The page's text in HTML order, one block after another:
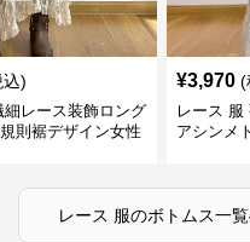
込)
細レース装飾ロング
則裾デザイン女性
¥3,970 (
レース 服
アシンメ
レース 服のボトムス一